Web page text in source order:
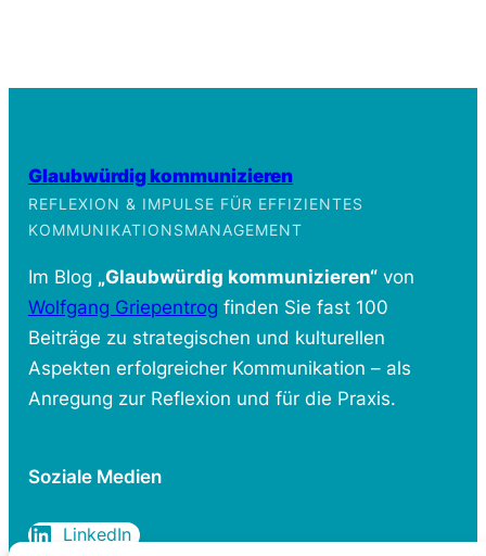
Glaubwürdig kommunizieren
REFLEXION & IMPULSE FÜR EFFIZIENTES
KOMMUNIKATIONSMANAGEMENT
Im Blog „Glaubwürdig kommunizieren“von
Wolfgang Griepentrog finden Sie fast 100
Beiträge zu strategischen und kulturellen
Aspekten erfolgreicher Kommunikation – als
Anregung zur Reflexion und für die Praxis.
Soziale Medien
LinkedIn